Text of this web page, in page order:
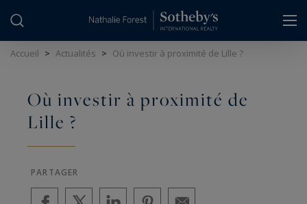
Accueil > Actualités > Où investir à proximité de Lille ?
Où investir à proximité de
Lille ?
PARTAGER